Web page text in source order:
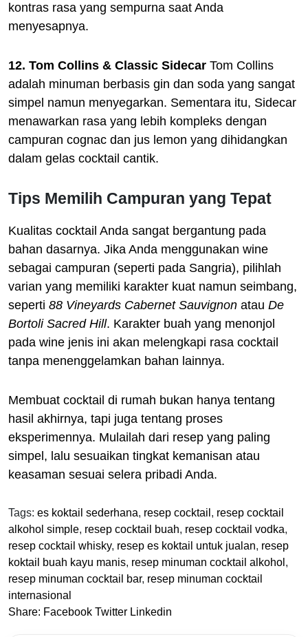
kontras rasa yang sempurna saat Anda
menyesapnya.
12. Tom Collins & Classic Sidecar Tom Collins
adalah minuman berbasis gin dan soda yang sangat
simpel namun menyegarkan. Sementara itu, Sidecar
menawarkan rasa yang lebih kompleks dengan
campuran cognac dan jus lemon yang dihidangkan
dalam gelas cocktail cantik.
Tips Memilih Campuran yang Tepat
Kualitas cocktail Anda sangat bergantung pada
bahan dasarnya. Jika Anda menggunakan wine
sebagai campuran (seperti pada Sangria), pilihlah
varian yang memiliki karakter kuat namun seimbang,
seperti 88 Vineyards Cabernet Sauvignon atau De
Bortoli Sacred Hill. Karakter buah yang menonjol
pada wine jenis ini akan melengkapi rasa cocktail
tanpa menenggelamkan bahan lainnya.
Membuat cocktail di rumah bukan hanya tentang
hasil akhirnya, tapi juga tentang proses
eksperimennya. Mulailah dari resep yang paling
simpel, lalu sesuaikan tingkat kemanisan atau
keasaman sesuai selera pribadi Anda.
Tags: es koktail sederhana, resep cocktail , resep cocktail
alkohol simple, resep cocktail buah, resep cocktail vodka,
resep cocktail whisky, resep es koktail untuk jualan, resep
koktail buah kayu manis, resep minuman cocktail alkohol ,
resep minuman cocktail bar, resep minuman cocktail
internasional
Share: Facebook Twitter Linkedin